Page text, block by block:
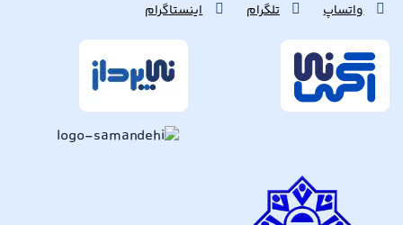
واتساپ تلگرام اینستاگرام